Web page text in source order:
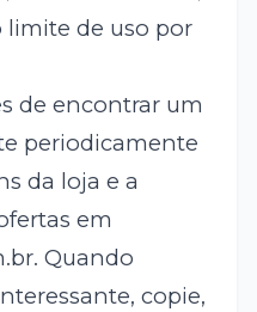
de uso por
de encontrar um
periodicamente
da loja e a
em
Quando
copie,